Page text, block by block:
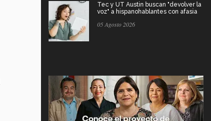
Tec y UT Austin buscan "devolver la
voz" a hispanohablantes con afasia
05 Agosto 2026